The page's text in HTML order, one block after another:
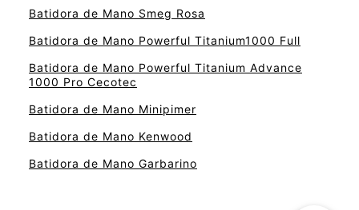
Batidora de Mano Smeg Rosa
Batidora de Mano Powerful Titanium1000 Full
Batidora de Mano Powerful Titanium Advance
1000 Pro Cecotec
Batidora de Mano Minipimer
Batidora de Mano Kenwood
Batidora de Mano Garbarino